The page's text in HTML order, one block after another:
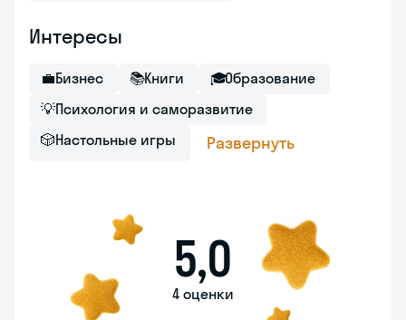
Интересы
💼Бизнес 📚Книги 🎓Образование
💡Психология и саморазвитие
🎲Настольные игры Развернуть
5,0
4 оценки